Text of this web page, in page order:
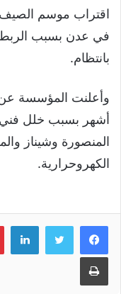
اقتراب موسم
في عدن بسبب الربط
بانتظام.
أشهر بسبب خلل
المنصورة وشيناز
الكهروحرارية.
طباعة